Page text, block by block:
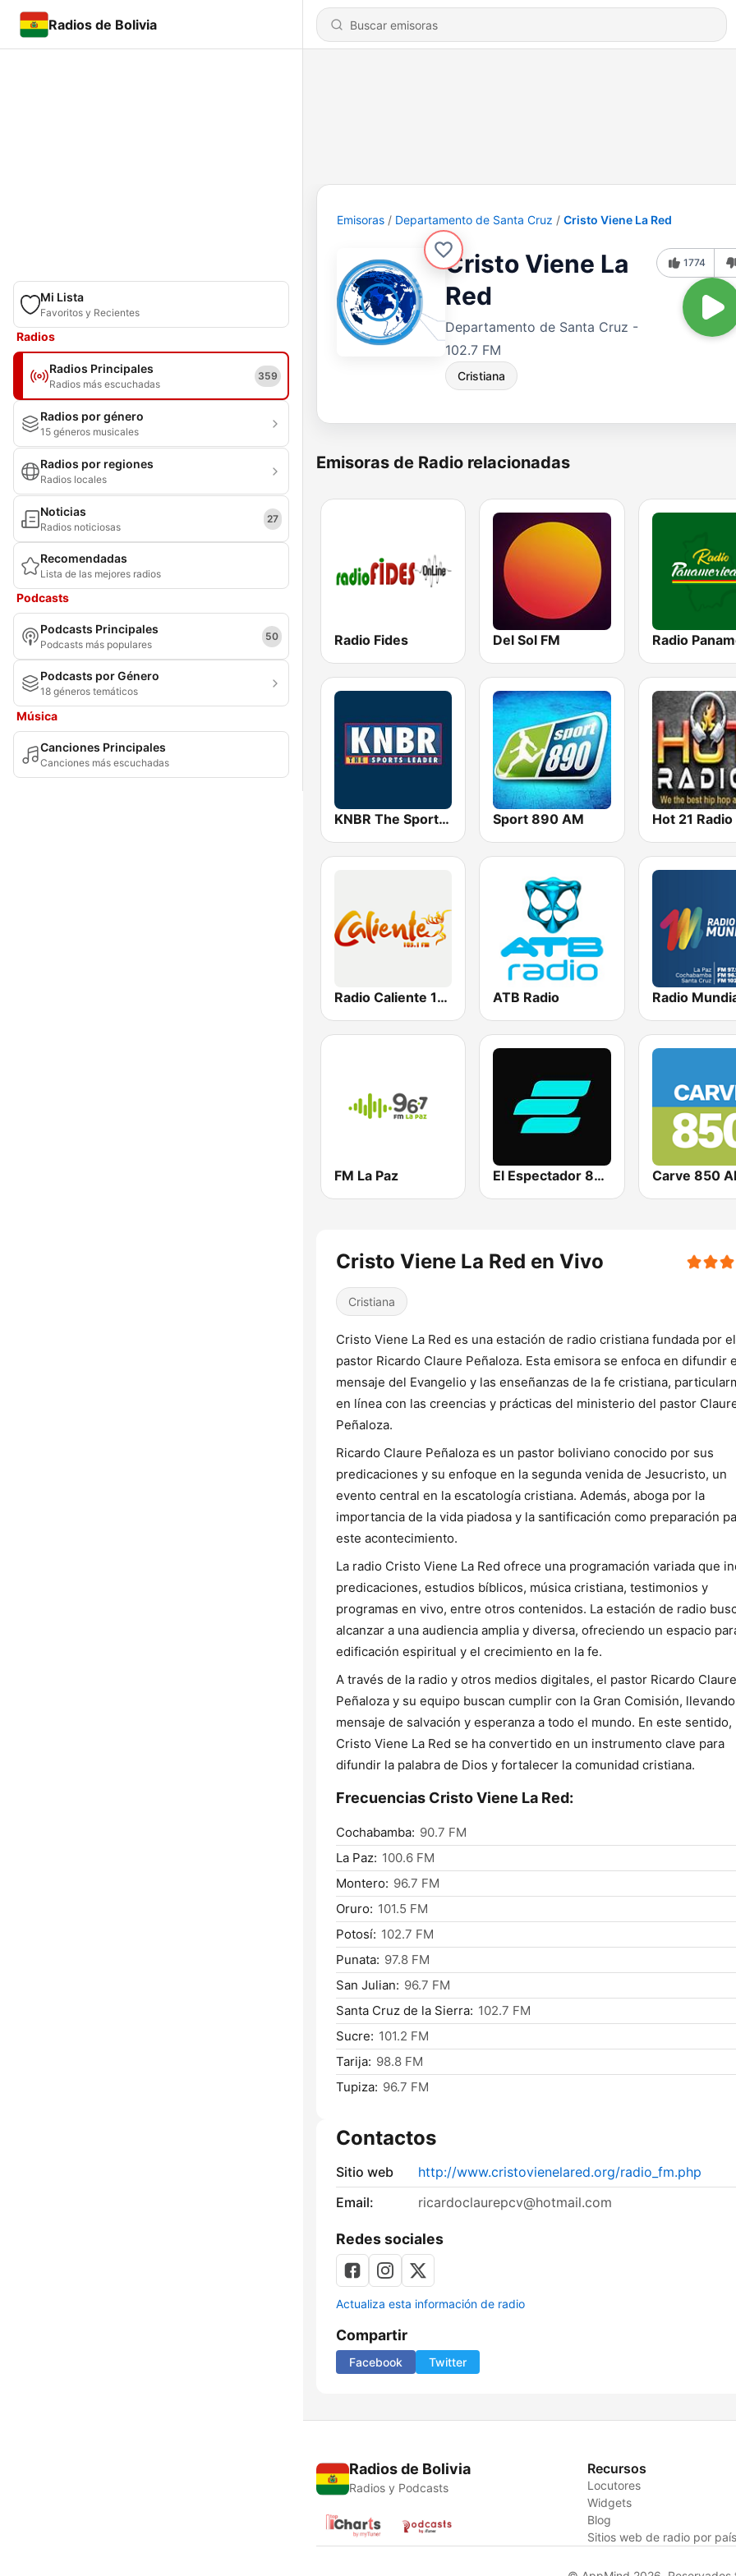
Radios de Bolivia
Mi Lista
Favoritos y Recientes
Radios
Radios Principales
Radios más escuchadas
359
Radios por género
15 géneros musicales
Radios por regiones
Radios locales
Noticias
Radios noticiosas
27
Recomendadas
Lista de las mejores radios
Podcasts
Podcasts Principales
Podcasts más populares
50
Podcasts por Género
18 géneros temáticos
Música
Canciones Principales
Canciones más escuchadas
Emisoras Departamento de Santa Cruz Cristo Viene La Red
Cristo Viene La
Red
Departamento de Santa Cruz -
102.7 FM
Cristiana
1774
Emisoras de Radio relacionadas
Radio Fides Del Sol FM
KNBR The Sports Leader 680 AM Sport 890 AM Hot 21 Radio
Radio Caliente 105.1 FM ATB Radio
FM La Paz El Espectador 810 AM Carve 850
Cristo Viene La Red en Vivo
Cristiana
Cristo Viene La Red es una estación de radio cristiana fundada por el
pastor Ricardo Claure Peñaloza. Esta emisora se enfoca en difundir
mensaje del Evangelio y las enseñanzas de la fe cristiana,
en línea con las creencias y prácticas del ministerio del pastor
Peñaloza.
Ricardo Claure Peñaloza es un pastor boliviano conocido por sus
predicaciones y su enfoque en la segunda venida de Jesucristo, un
evento central en la escatología cristiana. Además, aboga por la
importancia de la vida piadosa y la santificación como preparación
este acontecimiento.
La radio Cristo Viene La Red ofrece una programación variada que
predicaciones, estudios bíblicos, música cristiana, testimonios y
programas en vivo, entre otros contenidos. La estación de radio
alcanzar a una audiencia amplia y diversa, ofreciendo un espacio
edificación espiritual y el crecimiento en la fe.
A través de la radio y otros medios digitales, el pastor Ricardo Claure
Peñaloza y su equipo buscan cumplir con la Gran Comisión,
mensaje de salvación y esperanza a todo el mundo. En este sentido,
Cristo Viene La Red se ha convertido en un instrumento clave para
difundir la palabra de Dios y fortalecer la comunidad cristiana.
Frecuencias Cristo Viene La Red:
Cochabamba: 90.7 FM
La Paz: 100.6 FM
Montero: 96.7 FM
Oruro: 101.5 FM
Potosí: 102.7 FM
Punata: 97.8 FM
San Julian: 96.7 FM
Santa Cruz de la Sierra: 102.7 FM
Sucre: 101.2 FM
Tarija: 98.8 FM
Tupiza: 96.7 FM
Contactos
Sitio web
http://www.cristovienelared.org/radio_fm.php
Email:
ricardoclaurepcv@hotmail.com
Redes sociales
Actualiza esta información de radio
Compartir
Facebook Twitter
Radios de Bolivia
Radios y Podcasts
Recursos
Locutores
Widgets
Blog
Sitios web de radio por país